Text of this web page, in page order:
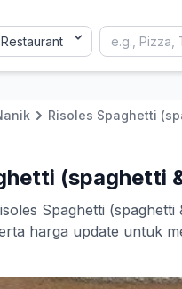
Risoles Spaghetti
(spaghetti
Spaghetti
harga update untuk